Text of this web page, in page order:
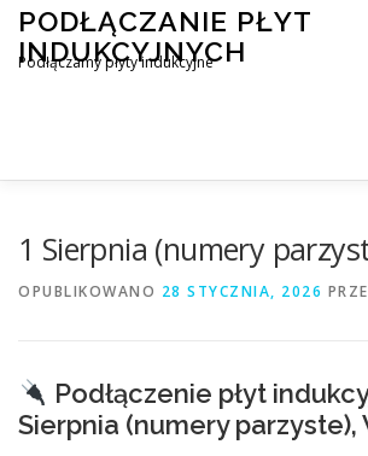
Przejdź
treści
PODŁĄCZANIE PŁYT
INDUKCYJNYCH
Podłączamy płyty indukcyjne
1 Sierpnia (numery
OPUBLIKOWANO 28 STYCZNIA, 2026
Podłączenie płyt
Sierpnia (numery parzyste),